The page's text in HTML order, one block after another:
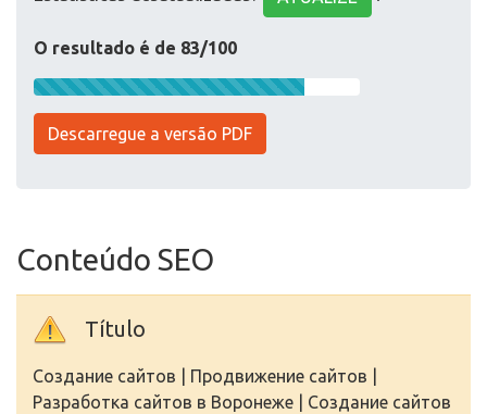
O resultado é de 83/100
Descarregue a versão PDF
Conteúdo SEO
Título
Создание сайтов | Продвижение сайтов |
Разработка сайтов в Воронеже | Создание сайтов